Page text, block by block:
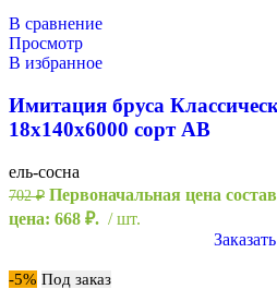
В сравнение
Просмотр
В избранное
Имитация бруса
18х140х6000 сорт АВ
ель-сосна
702₽ Первоначальная цена
цена: 668 ₽.
шт.
Заказать
-5% Под заказ